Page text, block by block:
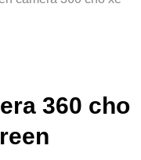
360 cho